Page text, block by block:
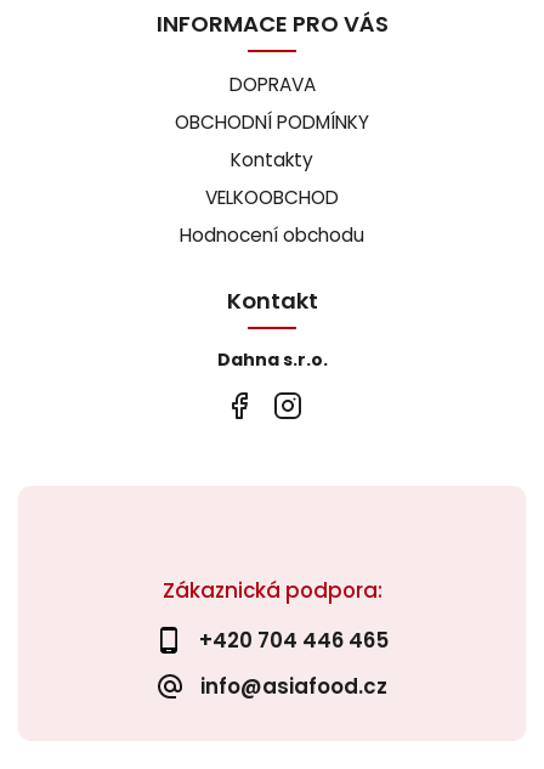
Zákaznická podpora:
+420 704 446 465
info@asiafood.cz
INFORMACE PRO VÁS
DOPRAVA
OBCHODNÍ PODMÍNKY
Kontakty
VELKOOBCHOD
Hodnocení obchodu
Kontakt
Dahna s.r.o.